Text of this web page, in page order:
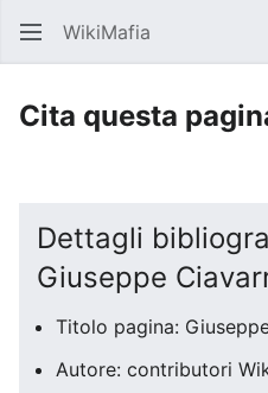
WikiMafia
Cita questa
Dettagli
Giuseppe
Titolo pagina:
Autore: contributori